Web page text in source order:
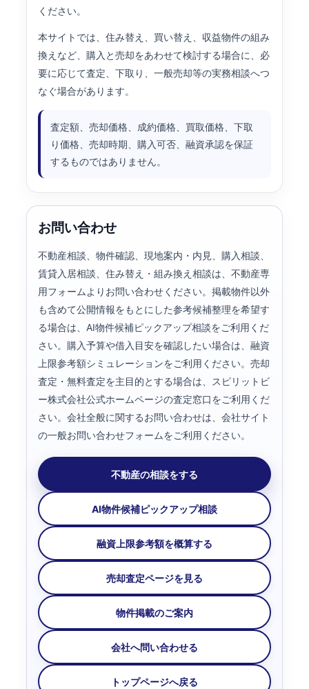
ください。
本サイトでは、住み替え、買い替え、収益物件の組み
換えなど、購入と売却をあわせて検討する場合に、必
要に応じて査定、下取り、一般売却等の実務相談へつ
なぐ場合があります。
査定額、売却価格、成約価格、買取価格、下取
り価格、売却時期、購入可否、融資承認を保証
するものではありません。
お問い合わせ
不動産相談、物件確認、現地案内・内見、購入相談、
賃貸入居相談、住み替え・組み換え相談は、不動産専
用フォームよりお問い合わせください。掲載物件以外
も含めて公開情報をもとにした参考候補整理を希望す
る場合は、AI物件候補ピックアップ相談をご利用くだ
さい。購入予算や借入目安を確認したい場合は、融資
上限参考額シミュレーションをご利用ください。売却
査定・無料査定を主目的とする場合は、スピリットビ
ー株式会社公式ホームページの査定窓口をご利用くだ
さい。会社全般に関するお問い合わせは、会社サイト
の一般お問い合わせフォームをご利用ください。
不動産の相談をする
AI物件候補ピックアップ相談
融資上限参考額を概算する
売却査定ページを見る
物件掲載のご案内
会社へ問い合わせる
トップページへ戻る